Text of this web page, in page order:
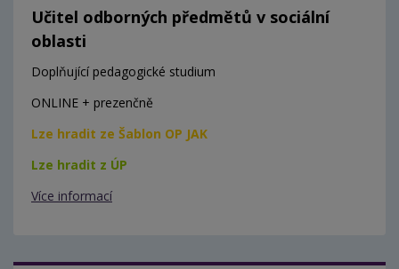
Učitel odborných předmětů v sociální
oblasti
Doplňující pedagogické studium
ONLINE + prezenčně
Lze hradit ze Šablon OP JAK
Lze hradit z ÚP
Více informací